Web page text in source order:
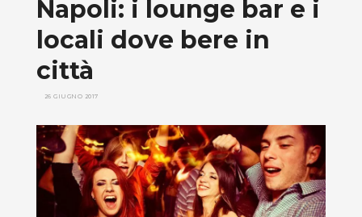
Napoli: i lounge bar e i
locali dove bere in
città
26 GIUGNO 2017